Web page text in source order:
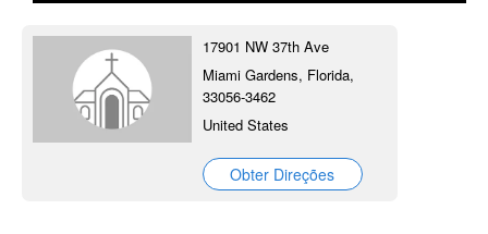
17901 NW 37th Ave
Miami Gardens, Florida,
33056-3462
United States
Obter Direções